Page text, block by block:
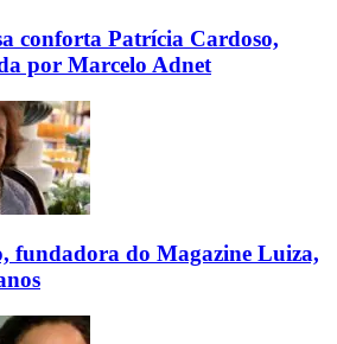
conforta Patrícia Cardoso,
por Marcelo Adnet
fundadora do Magazine Luiza,